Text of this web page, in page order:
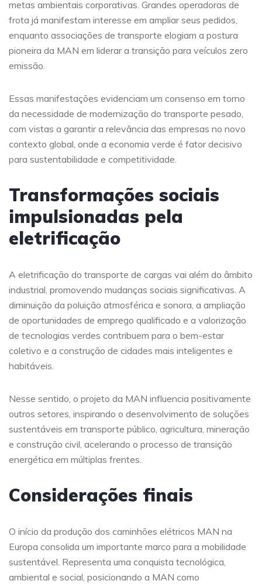
metas ambientais corporativas. Grandes operadoras de
frota já manifestam interesse em ampliar seus pedidos,
enquanto associações de transporte elogiam a postura
pioneira da MAN em liderar a transição para veículos zero
emissão.
Essas manifestações evidenciam um consenso em torno
da necessidade de modernização do transporte pesado,
com vistas a garantir a relevância das empresas no novo
contexto global, onde a economia verde é fator decisivo
para sustentabilidade e competitividade.
Transformações sociais
impulsionadas pela
eletrificação
A eletrificação do transporte de cargas vai além do âmbito
industrial, promovendo mudanças sociais significativas. A
diminuição da poluição atmosférica e sonora, a ampliação
de oportunidades de emprego qualificado e a valorização
de tecnologias verdes contribuem para o bem-estar
coletivo e a construção de cidades mais inteligentes e
habitáveis.
Nesse sentido, o projeto da MAN influencia positivamente
outros setores, inspirando o desenvolvimento de soluções
sustentáveis em transporte público, agricultura, mineração
e construção civil, acelerando o processo de transição
energética em múltiplas frentes.
Considerações finais
O início da produção dos caminhões elétricos MAN na
Europa consolida um importante marco para a mobilidade
sustentável. Representa uma conquista tecnológica,
ambiental e social, posicionando a MAN como